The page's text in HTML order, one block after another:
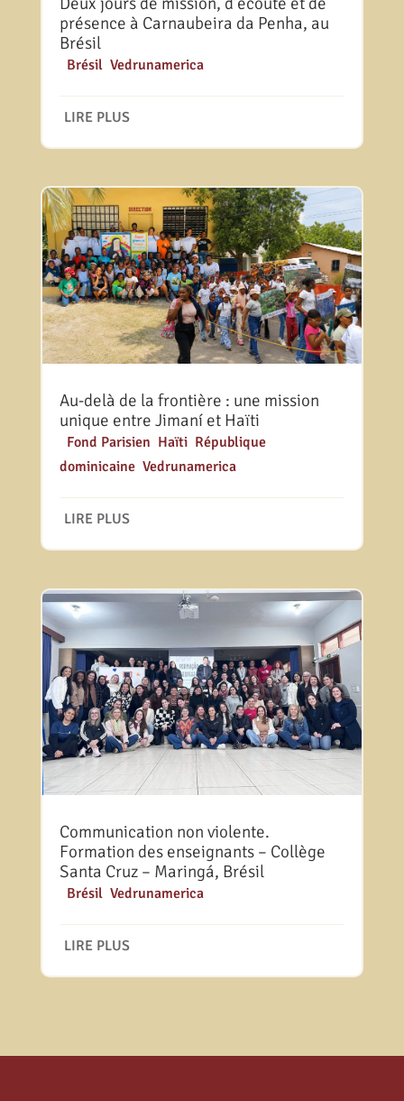
présence à Carnaubeira da Penha, au
Brésil
Brésil, Vedrunamerica
LIRE PLUS
Au-delà de la frontière : une mission
unique entre Jimaní et Haïti
Fond Parisien Haïti, République
dominicaine, Vedrunamerica
LIRE PLUS
Communication non violente.
Formation des enseignants – Collège
Santa Cruz – Maringá, Brésil
Brésil, Vedrunamerica
LIRE PLUS